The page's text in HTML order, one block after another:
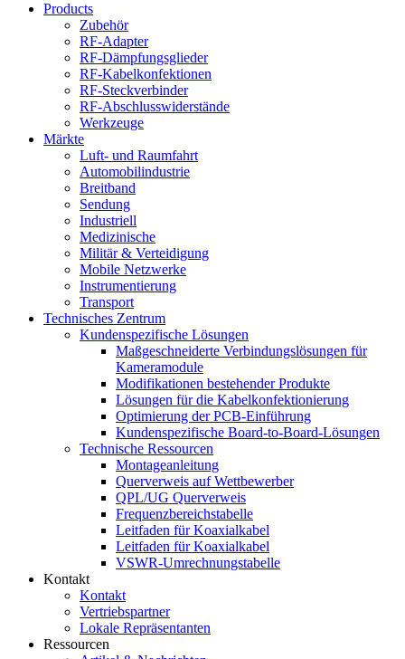
Products
Zubehör
RF-Adapter
RF-Dämpfungsglieder
RF-Kabelkonfektionen
RF-Steckverbinder
RF-Abschlusswiderstände
Werkzeuge
Märkte
Luft- und Raumfahrt
Automobilindustrie
Breitband
Sendung
Industriell
Medizinische
Militär & Verteidigung
Mobile Netzwerke
Instrumentierung
Transport
Technisches Zentrum
Kundenspezifische Lösungen
Maßgeschneiderte Verbindungslösungen für
Kameramodule
Modifikationen bestehender Produkte
Lösungen für die Kabelkonfektionierung
Optimierung der PCB-Einführung
Kundenspezifische Board-to-Board-Lösungen
Technische Ressourcen
Montageanleitung
Querverweis auf Wettbewerber
QPL/UG Querverweis
Frequenzbereichstabelle
Leitfaden für Koaxialkabel
Leitfaden für Koaxialkabel
VSWR-Umrechnungstabelle
Kontakt
Kontakt
Vertriebspartner
Lokale Repräsentanten
Ressourcen